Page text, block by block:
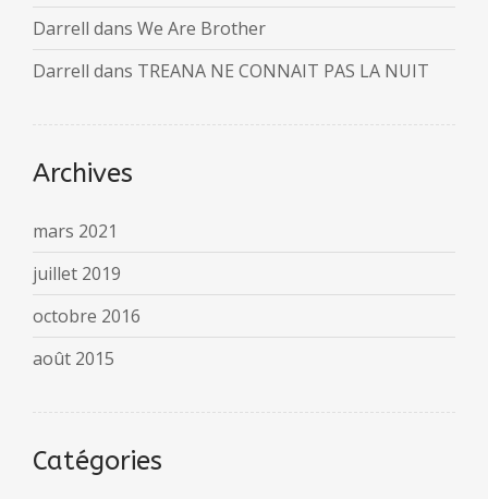
Darrell dans We Are Brother
Darrell dans TREANA NE CONNAIT PAS LA NUIT
Archives
mars 2021
juillet 2019
octobre 2016
août 2015
Catégories